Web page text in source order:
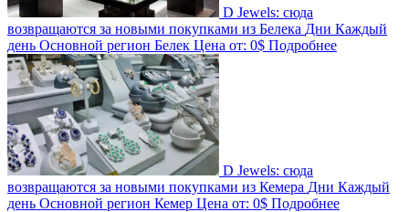
D Jewels: сюда
возвращаются за новыми покупками из Белека Дни Каждый
день Основной регион Белек Цена от: 0$ Подробнее
D Jewels: сюда
возвращаются за новыми покупками из Кемера Дни Каждый
день Основной регион Кемер Цена от: 0$ Подробнее